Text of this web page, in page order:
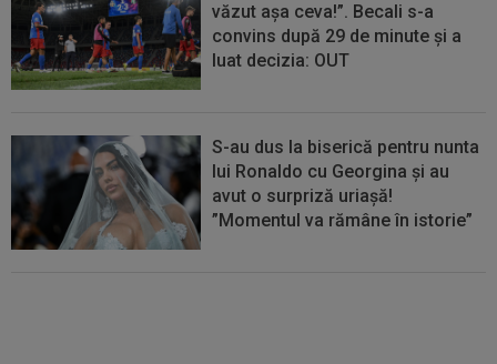
văzut așa ceva!”. Becali s-a
convins după 29 de minute și a
luat decizia: OUT
S-au dus la biserică pentru nunta
lui Ronaldo cu Georgina și au
avut o surpriză uriașă!
”Momentul va rămâne în istorie”